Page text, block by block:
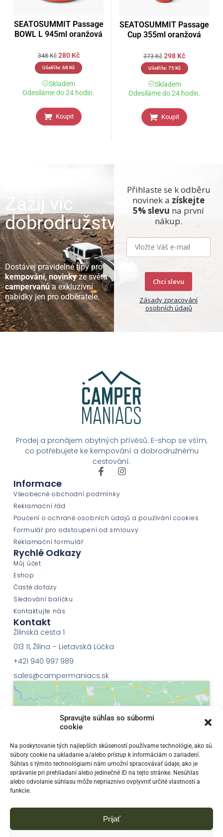
Spravujte súhlas so súbormi
cookie
Na poskytovanie tých najlepších skúseností používame technológie, ako sú
súbory cookie na ukladanie a/alebo prístup k informáciám o zariadení.
Súhlas s týmito technológiami nám umožní spracovávať údaje, ako je
správanie pri prehliadaní alebo jedinečné ID na tejto stránke. Nesúhlas
alebo odvolanie súhlasu môže nepriaznivo ovplyvniť určité vlastnosti a
funkcie.
Prijať
SEATOSUMMIT Passage
BOWL L 945ml oranžová
348Kč 280 Kč
Ušetříte: 68Kč
Skladem
Odesíláme do 24 hodin.
Koupit
SEATOSUMMIT Passage
Cup 355ml oranžová
373Kč 298 Kč
Ušetříte: 75Kč
Skladem
Odesíláme do 24 hodin.
Koupit
Zažij víc
dobrodružství
Dostávej pravidelné tipy pro
kempování, novinkyze světa
campervanůa exkluzivní
nabídky jen pro odběratele.
Přihlaste se k odběru
novinek a získejte
5% slevu na první
nákup.
Chci slevu
Zásady zpracování
osobních údajů
Prodej a pronájem obytných přívěsů. E-shop se vším,
co potřebujete ke kempování a dobrodružnému
cestování.
Informace
Všeobecné obchodní podmínky
Reklamační řád
Poučení o ochraně osobních údajů a používání cookies
Formulář pro odstoupení od smlouvy
Reklamační formulář
Rychlé Odkazy
Můj účet
Eshop
Časté dotazy
Sledování balíčku
Kontaktujte nás
Kontakt
Žilinská cesta 1
013 11, Žilina – Lietavská Lúčka
+421 940 997 989
sales@campermaniacs.sk
Klepnutím přijměte marketingové soubory
cookie a povolte tento obsah